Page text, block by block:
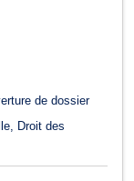
de dossier
Droit des